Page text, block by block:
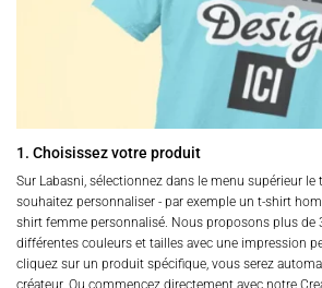
page
produit
1. Choisissez votre produit
Sur Labasni, sélectionnez dans le menu supérieur
souhaitez personnaliser - par exemple un t-shirt
shirt femme personnalisé. Nous proposons plus de
différentes couleurs et tailles avec une impression
cliquez sur un produit spécifique, vous serez